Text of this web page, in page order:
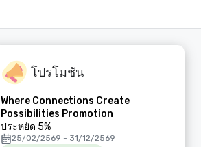
โปรโมชัน
Where Connections Create
Possibilities Promotion
ประหยัด 5%
25/02/2569 - 31/12/2569